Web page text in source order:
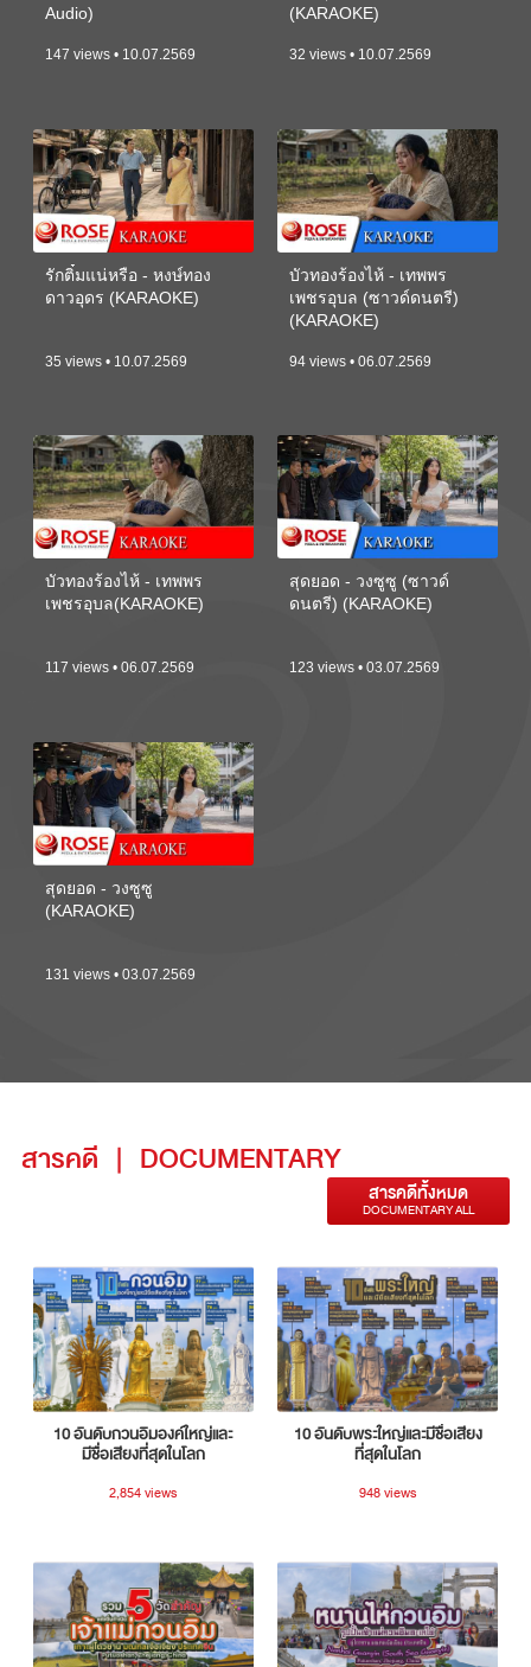
Audio)
147 views • 10.07.2569
(KARAOKE)
32 views • 10.07.2569
รักติ๋มแน่หรือ - หงษ์ทอง
ดาวอุดร (KARAOKE)
35 views • 10.07.2569
บัวทองร้องไห้ - เทพพร
เพชรอุบล (ซาวด์ดนตรี)
(KARAOKE)
94 views • 06.07.2569
บัวทองร้องไห้ - เทพพร
เพชรอุบล(KARAOKE)
117 views • 06.07.2569
สุดยอด - วงซูซู (ซาวด์
ดนตรี) (KARAOKE)
123 views • 03.07.2569
สุดยอด - วงซูซู
(KARAOKE)
131 views • 03.07.2569
สารคดี | DOCUMENTARY
สารคดีทั้งหมด
DOCUMENTARY ALL
10 อันดับกวนอิมองค์ใหญ่และ
มีชื่อเสียงที่สุดในโลก
2,854 views
10 อันดับพระใหญ่และมีชื่อเสียง
ที่สุดในโลก
948 views